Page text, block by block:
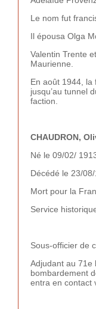
Le nom fut
Il épousa Olga
Valentin Trente
Maurienne.
En août 1944, la
jusqu’au tunnel
faction.
CHAUDRON,
Né le 09/02/
Décédé le 23/
Mort pour la
Service
Sous-officier de
Adjudant au 71e
bombardement
entra en contact